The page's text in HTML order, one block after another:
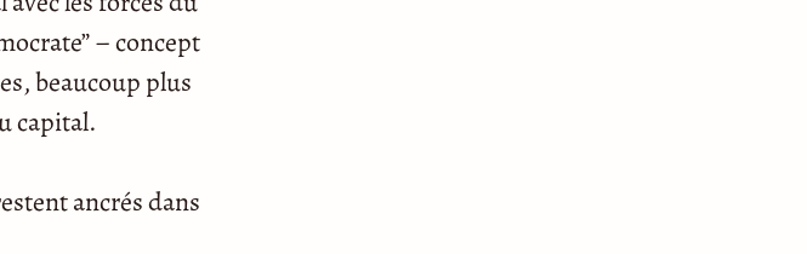
– concept
beaucoup plus
capital.
ancrés dans